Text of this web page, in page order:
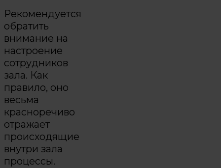
Рекомендуется
обратить
внимание на
настроение
сотрудников
зала. Как
правило, оно
весьма
красноречиво
отражает
происходящие
внутри зала
процессы.